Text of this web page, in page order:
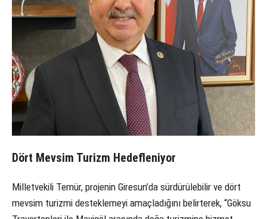
Dört Mevsim Turizm Hedefleniyor
Milletvekili Temür, projenin Giresun’da sürdürülebilir ve dört
mevsim turizmi desteklemeyi amaçladığını belirterek, “Göksu